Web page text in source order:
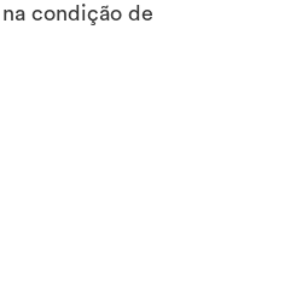
condição de